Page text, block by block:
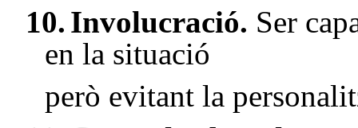
10. Involucració. Ser
en la situació
però evitant la